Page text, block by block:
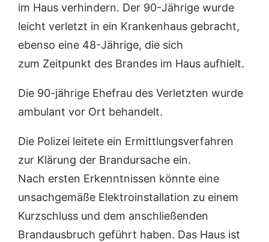
im Haus verhindern. Der 90-Jährige wurde
leicht verletzt in ein Krankenhaus gebracht,
ebenso eine 48-Jährige, die sich
zum Zeitpunkt des Brandes im Haus aufhielt.
Die 90-jährige Ehefrau des Verletzten wurde
ambulant vor Ort behandelt.
Die Polizei leitete ein Ermittlungsverfahren
zur Klärung der Brandursache ein.
Nach ersten Erkenntnissen könnte eine
unsachgemäße Elektroinstallation zu einem
Kurzschluss und dem anschließenden
Brandausbruch geführt haben. Das Haus ist